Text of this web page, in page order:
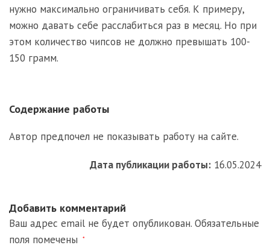
нужно максимально ограничивать себя. К примеру,
можно давать себе расслабиться раз в месяц. Но при
этом количество чипсов не должно превышать 100-
150 грамм.
Содержание работы
Автор предпочел не показывать работу на сайте.
Дата публикации работы: 16.05.2024
Добавить комментарий
Ваш адрес email не будет опубликован. Обязательные
поля помечены
*